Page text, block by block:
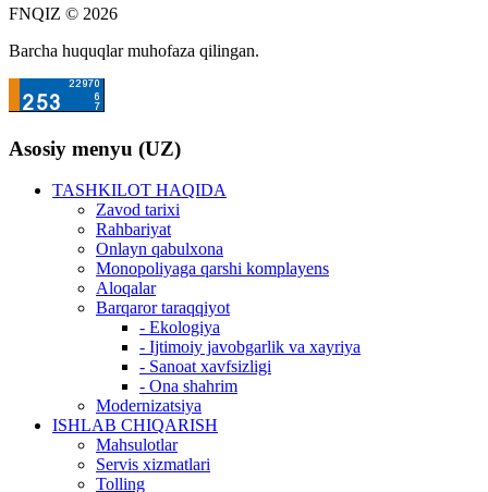
FNQIZ © 2026
Barcha huquqlar muhofaza qilingan.
Asosiy menyu (UZ)
TASHKILOT HAQIDA
Zavod tarixi
Rahbariyat
Onlayn qabulxona
Monopoliyaga qarshi komplayens
Aloqalar
Barqaror taraqqiyot
- Ekologiya
- Ijtimoiy javobgarlik va xayriya
- Sanoat xavfsizligi
- Ona shahrim
Modernizatsiya
ISHLAB CHIQARISH
Mahsulotlar
Servis xizmatlari
Tolling